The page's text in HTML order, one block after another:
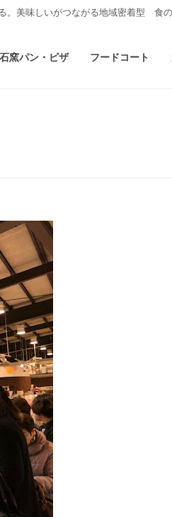
美味しいがつながる地域密着型 食の
石窯パン・ピザ フードコート